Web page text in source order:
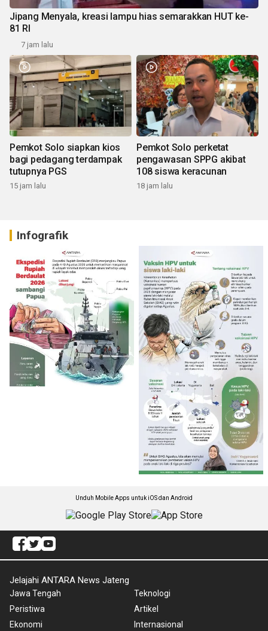
Jipang Menyala, kreasi lampu hias semarakkan HUT ke-
81 RI
7 jam lalu
Pemkot Solo siapkan kios
bagi pedagang terdampak
tutupnya PGS
15 jam lalu
Pemkot Solo perketat
pengawasan SPPG akibat
108 siswa keracunan
18 jam lalu
Infografik
Unduh Mobile Apps untuk iOS dan Android
Jelajahi ANTARA News Jateng
Jawa Tengah
Peristiwa
Ekonomi
Teknologi
Artikel
Internasional